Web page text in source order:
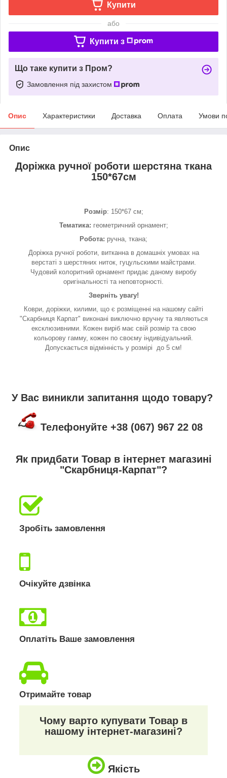
Купити
або
Купити з
Що таке купити з Пром?
Замовлення під захистом
Опис Характеристики Доставка Оплата Умови
Опис
Доріжка ручної роботи шерстяна ткана
150*67см
Розмір: 150*67 см;
Тематика: геометричний орнамент;
Робота: ручна, ткана;
Доріжка ручної роботи, витканна в домашніх умовах на
верстаті з шерстяних ниток, гуцульскими майстрами.
Чудовий колоритний орнамент придає даному виробу
оригінальності та неповторності.
Зверніть увагу!
Коври, доріжки, килими, що є розміщенні на нашому сайті
"Скарбниця Карпат" виконані виключно вручну та являються
ексклюзивними. Кожен виріб має свій розмір та свою
кольорову гамму, кожен по своєму індивідуальний.
Допускається відмінність у розмірі до 5 см!
У Вас виникли запитання щодо товару?
Телефонуйте +38 (067) 967 22 08
Як придбати Товар в інтернет магазині
"Скарбниця-Карпат"?
Зробіть замовлення
Очікуйте дзвінка
Оплатіть Ваше замовлення
Отримайте товар
Чому варто купувати Товар в
нашому інтернет-магазині?
Якість